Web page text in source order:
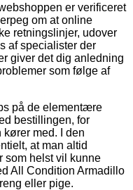
er verificeret
om at online
retningslinjer, udover
af specialister der
giver det dig anledning
som følge af
på de elementære
bestillingen, for
med. I den
at man altid
som helst vil kunne
All Condition Armadillo
eller pige.